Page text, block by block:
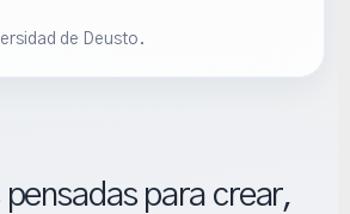
de Deusto.
para crear,